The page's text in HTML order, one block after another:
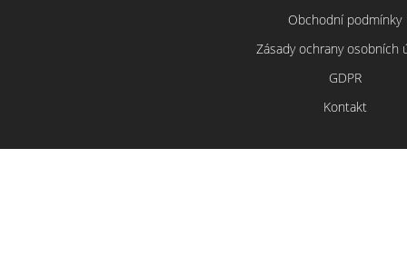
Obchodní podmínky
Zásady ochrany osobních
GDPR
Kontakt